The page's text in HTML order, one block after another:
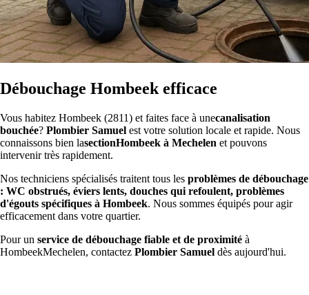
Débouchage Hombeek efficace
Vous habitez Hombeek (2811) et faites face à unecanalisation
bouchée? Plombier Samuel est votre solution locale et rapide. Nous
connaissons bien lasectionHombeek à Mechelen et pouvons
intervenir très rapidement.
Nos techniciens spécialisés traitent tous les problèmes de débouchage
: WC obstrués, éviers lents, douches qui refoulent, problèmes
d'égouts spécifiques à Hombeek. Nous sommes équipés pour agir
efficacement dans votre quartier.
Pour un service de débouchage fiable et de proximité à
HombeekMechelen, contactez Plombier Samuel dès aujourd'hui.